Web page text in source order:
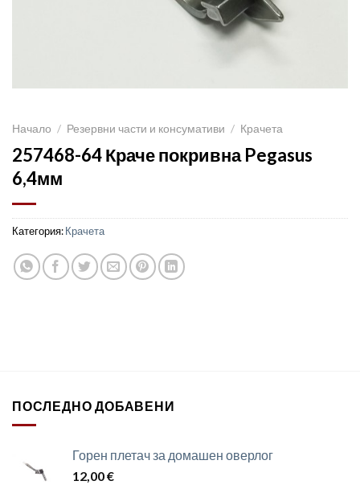
Начало / Резервни части и консумативи / Крачета
257468-64 Краче покривна Pegasus
6,4мм
Категория:Крачета
ПОСЛЕДНО ДОБАВЕНИ
Горен плетач за домашен оверлог
12,00€